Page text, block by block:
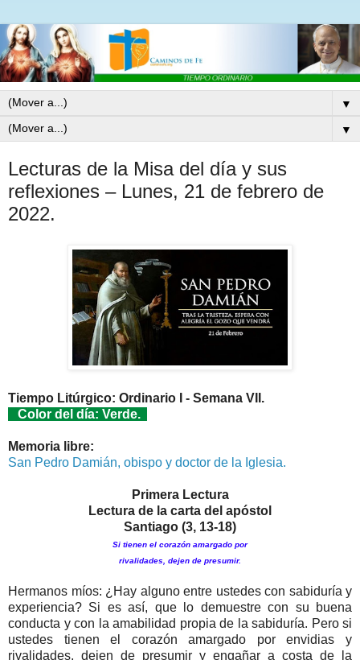
▼
▼
Lecturas de la Misa del día y sus
reflexiones – Lunes, 21 de febrero de
2022.
Tiempo Litúrgico: Ordinario I - Semana VII.
Color del día: Verde.
Memoria libre:
San Pedro Damián, obispo y doctor de la Iglesia.
Primera Lectura
Lectura de la carta del apóstol
Santiago (3, 13-18)
Si tienen el corazón amargado por
rivalidades, dejen de presumir.
Hermanos míos: ¿Hay alguno entre ustedes con sabiduría y
experiencia? Si es así, que lo demuestre con su buena
conducta y con la amabilidad propia de la sabiduría. Pero si
ustedes tienen el corazón amargado por envidias y
rivalidades, dejen de presumir y engañar a costa de la